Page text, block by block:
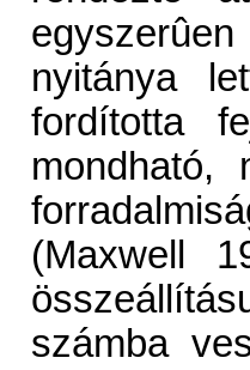
nyitánya
fordította
mondható,
(Maxwell
számba